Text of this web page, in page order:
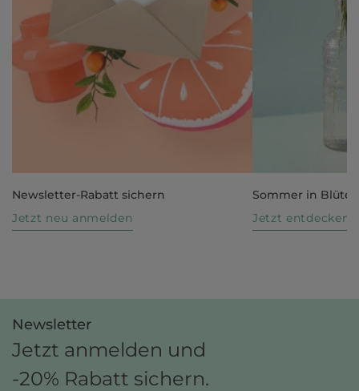
Newsletter-Rabatt sichern
Jetzt neu anmelden
Sommer in Blüte
Jetzt entdecken
Newsletter
Jetzt anmelden und
-20% Rabatt sichern.